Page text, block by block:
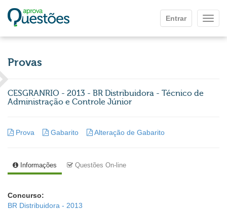
Entrar
Provas
CESGRANRIO - 2013 - BR Distribuidora - Técnico de
Administração e Controle Júnior
Prova Gabarito Alteração de Gabarito
Informações Questões On-line
Concurso:
BR Distribuidora - 2013